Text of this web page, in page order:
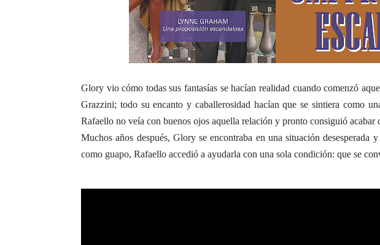
Glory vio cómo todas sus fantasías se hacían realidad cuando comenzó
Grazzini; todo su encanto y caballerosidad hacían que se sintiera como
Rafaello no veía con buenos ojos aquella relación y pronto consiguió acabar
Muchos años después, Glory se encontraba en una situación desesperada
como guapo, Rafaello accedió a ayudarla con una sola condición: que se